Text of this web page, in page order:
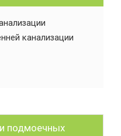
канализации
подмоечных